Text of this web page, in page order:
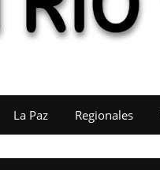
La Paz Regionales